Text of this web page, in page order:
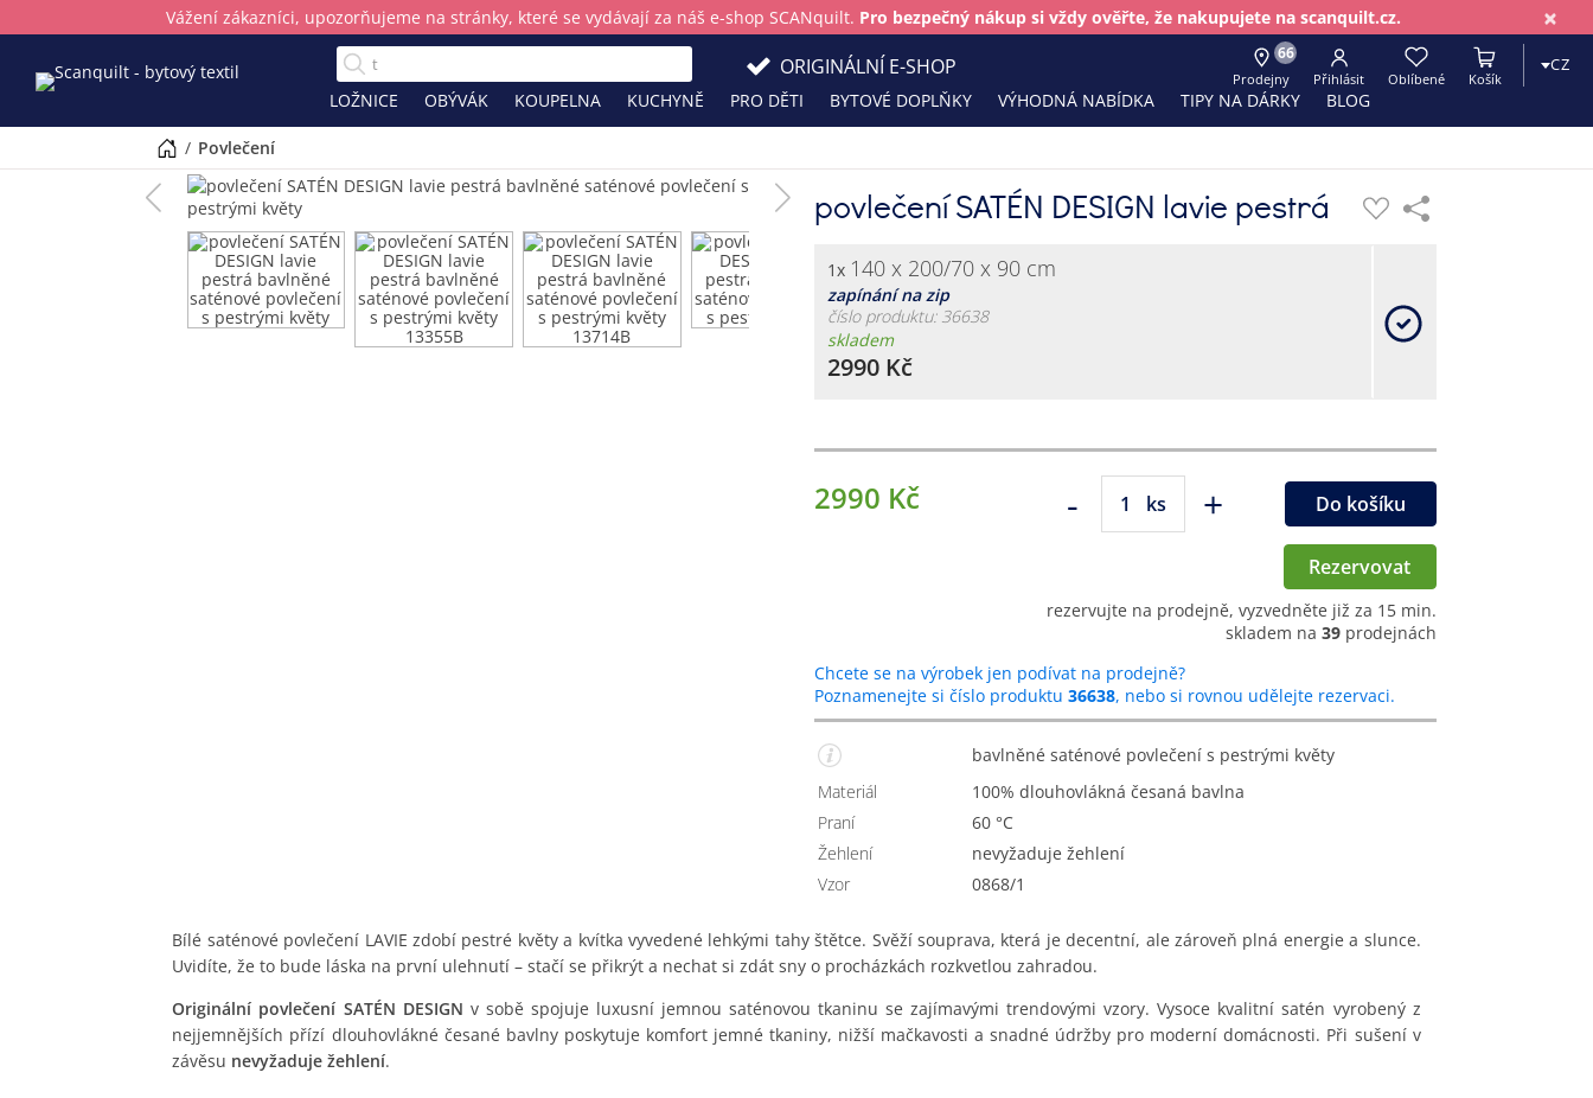
×
Vážení zákazníci, upozorňujeme na stránky, které se vydávají za náš e-shop SCANquilt. Pro bezpečný nákup si vždy ověřte, že nakupujete na scanquilt.cz.
LOŽNICE OBÝVÁK KOUPELNA KUCHYNĚ PRO DĚTI BYTOVÉ DOPLŇKY VÝHODNÁ NABÍDKA TIPY NA DÁRKY BLOG
66
Prodejny Přihlásit Oblíbené Košík
CZ
ORIGINÁLNÍ E-SHOP
/ povlečení
povlečení SATÉN DESIGN lavie pestrá
1x 140 x 200/70 x 90 cm
zapínání na zip
číslo produktu: 36638
skladem
2990 Kč
2990 Kč - ks + Do košíku
Rezervovat
rezervujte na prodejně, vyzvedněte již za 15 min.
skladem na 39 prodejnách
Chcete se na výrobek jen podívat na prodejně?
Poznamenejte si číslo produktu 36638, nebo si rovnou udělejte rezervaci.
bavlněné saténové povlečení s pestrými květy
Materiál
100% dlouhovlákná česaná bavlna
Praní
60 °C
Žehlení
nevyžaduje žehlení
Vzor
0868/1
Bílé saténové povlečení LAVIE zdobí pestré květy a kvítka vyvedené lehkými tahy štětce. Svěží souprava, která je decentní, ale zároveň plná energie a slunce.
Uvidíte, že to bude láska na první ulehnutí – stačí se přikrýt a nechat si zdát sny o procházkách rozkvetlou zahradou.
Originální povlečení SATÉN DESIGN v sobě spojuje luxusní jemnou saténovou tkaninu se zajímavými trendovými vzory. Vysoce kvalitní satén vyrobený z
nejjemnějších přízí dlouhovlákné česané bavlny poskytuje komfort jemné tkaniny, nižší mačkavosti a snadné údržby pro moderní domácnosti. Při sušení v
závěsu nevyžaduje žehlení.